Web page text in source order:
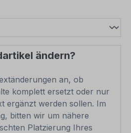
ändern?
an, ob
komplett ersetzt oder nur
ergänzt werden sollen. Im
bitten wir um nähere
Platzierung Ihres